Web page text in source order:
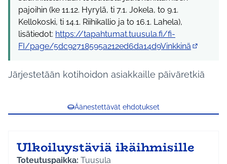
pajoihin (ke 11.12. Hyrylä, ti 7.1. Jokela, to 9.1.
Kellokoski, ti 14.1. Riihikallio ja to 16.1. Lahela),
lisätiedot: https://tapahtumat.tuusula.fi/fi-
FI/page/5dc92718595a212ed6da14d9Vinkkinä
Järjestetään kotihoidon asiakkaille päiväretkiä
Äänestettävät ehdotukset
Ulkoiluystäviä ikäihmisille
Toteutuspaikka: Tuusula